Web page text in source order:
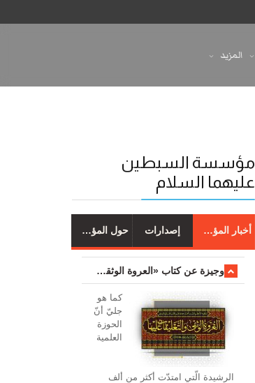
المزيد
مؤسسة السبطين
عليهما السلام
أخبار المؤسسة إصدارات حول المؤسسة
وجیزة عن کتاب «العروة الوثقی والتعلیقات علیها»
کما هو
جليّ أنّ
الحوزة
العلمیة
الرشیدة الّتي امتدّت أكثر من ألف